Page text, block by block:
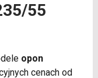
55
opon
cenach od